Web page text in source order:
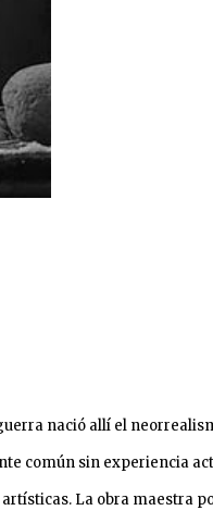
nació allí el
común sin experiencia
La obra maestra